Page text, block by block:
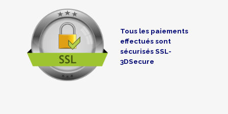
Tous les paiements
effectués sont
sécurisés SSL-
3DSecure